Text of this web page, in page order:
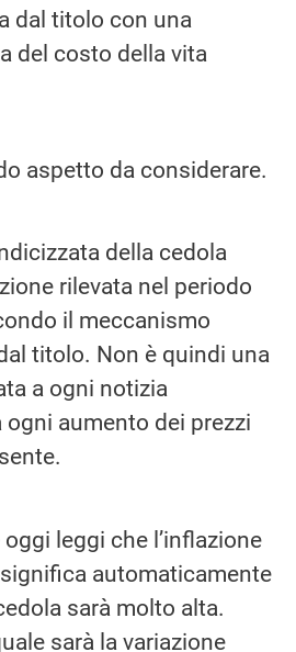
dal titolo con una
del costo della vita
aspetto da considerare.
della cedola
rilevata nel periodo
il meccanismo
titolo. Non è quindi una
a ogni notizia
ogni aumento dei prezzi
leggi che l’inflazione
automaticamente
sarà molto alta.
sarà la variazione